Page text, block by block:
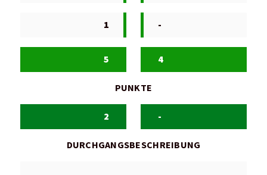
1 -
5 4
PUNKTE
2 -
DURCHGANGSBESCHREIBUNG